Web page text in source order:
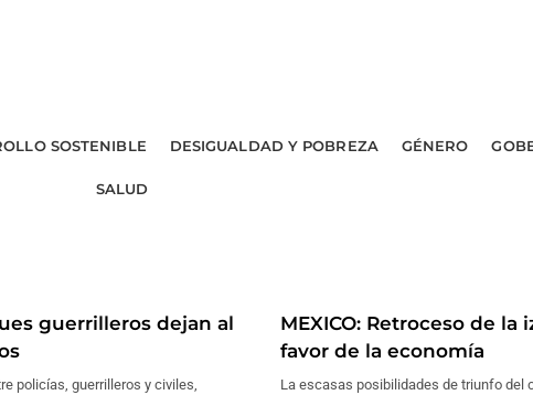
SOSTENIBLE DESIGUALDAD Y POBREZA GÉNERO
SALUD
guerrilleros dejan al
policías, guerrilleros y civiles,
MEXICO: Retroceso de la
favor de la economía
La escasas posibilidades de triunfo del